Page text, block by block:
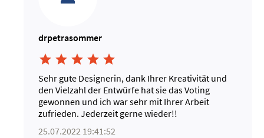
drpetrasommer
    
Sehr gute Designerin, dank Ihrer Kreativität und
den Vielzahl der Entwürfe hat sie das Voting
gewonnen und ich war sehr mit Ihrer Arbeit
zufrieden. Jederzeit gerne wieder!!
25.07.2022 19:41:52